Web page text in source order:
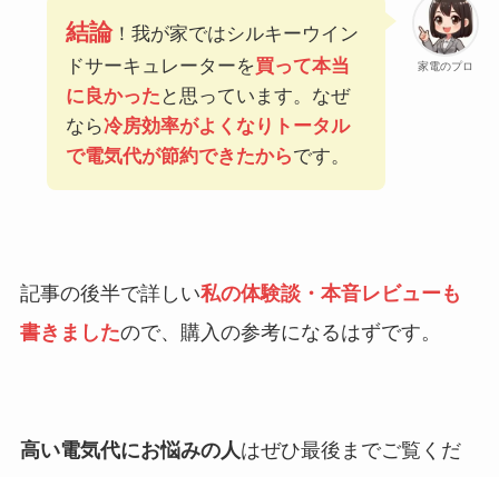
家電のプロ
結論！我が家ではシルキーウイン
ドサーキュレーターを買って本当
に良かった と思っています。なぜ
なら冷房効率がよくなりトータル
で電気代が節約できたからです。
記事の後半で詳しい私の体験談・本音レビューも
書きましたので、購入の参考になるはずです。
高い電気代にお悩みの人はぜひ最後までご覧くだ